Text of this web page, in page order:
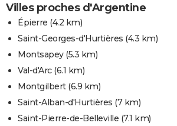
Villes proches d'Argentine
Épierre (4.2 km)
Saint-Georges-d'Hurtières (4.3 km)
Montsapey(5.3 km)
Val-d'Arc(6.1 km)
Montgilbert(6.9 km)
Saint-Alban-d'Hurtières (7 km)
Saint-Pierre-de-Belleville (7.1 km)